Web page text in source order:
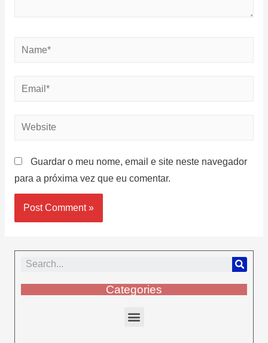
Guardar o meu nome, email e site neste navegador
para a próxima vez que eu comentar.
Categories